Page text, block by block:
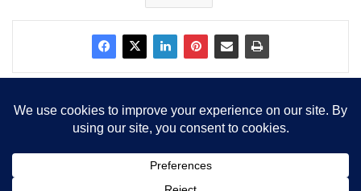
Copyright © 2015-2025, Sva prava zadržana | LBS Team d.o.o.
Facebook
X LinkedIn